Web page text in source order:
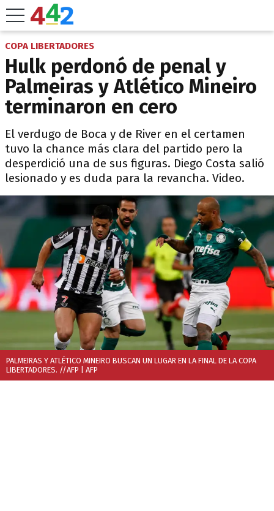
COPA LIBERTADORES
Hulk perdonó de penal y
Palmeiras y Atlético Mineiro
terminaron en cero
El verdugo de Boca y de River en el certamen
tuvo la chance más clara del partido pero la
desperdició una de sus figuras. Diego Costa salió
lesionado y es duda para la revancha. Video.
PALMEIRAS Y ATLÉTICO MINEIRO BUSCAN UN LUGAR EN LA FINAL DE LA COPA
LIBERTADORES. //AFP | AFP